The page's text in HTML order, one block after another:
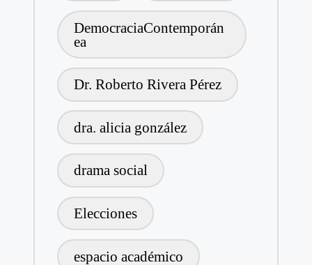
DemocraciaContemporán
ea
Dr. Roberto Rivera Pérez
dra. alicia gonzález
drama social
Elecciones
espacio académico